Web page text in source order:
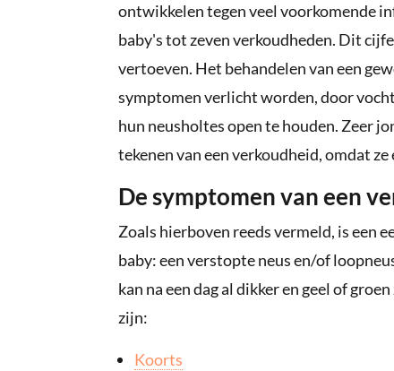
ontwikkelen tegen veel voorkomende
baby's tot zeven verkoudheden. Dit
vertoeven. Het behandelen van een
symptomen verlicht worden, door
hun neusholtes open te houden. Zeer
tekenen van een verkoudheid, omdat
De symptomen van een
Zoals hierboven reeds vermeld, is een
baby: een verstopte neus en/of
kan na een dag al dikker en geel of
zijn:
Koorts